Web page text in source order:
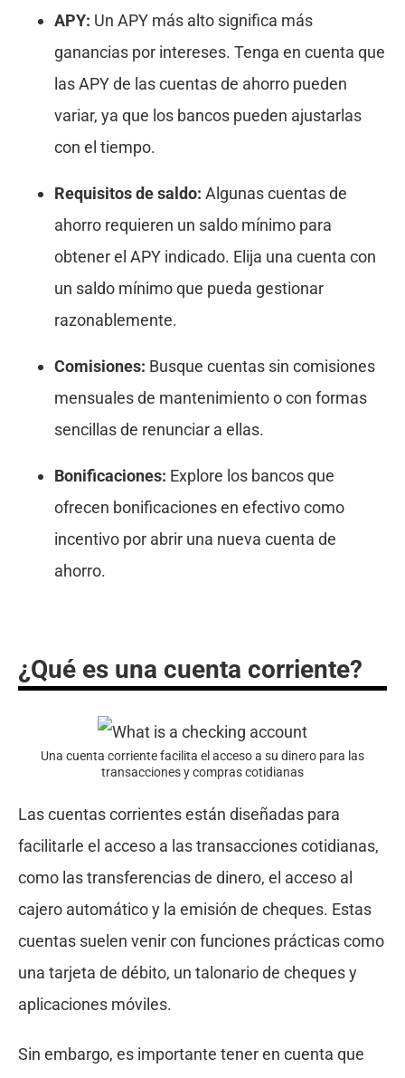
APY: Un APY más alto significa más
ganancias por intereses. Tenga en cuenta que
las APY de las cuentas de ahorro pueden
variar, ya que los bancos pueden ajustarlas
con el tiempo.
Requisitos de saldo: Algunas cuentas de
ahorro requieren un saldo mínimo para
obtener el APY indicado. Elija una cuenta con
un saldo mínimo que pueda gestionar
razonablemente.
Comisiones: Busque cuentas sin comisiones
mensuales de mantenimiento o con formas
sencillas de renunciar a ellas.
Bonificaciones: Explore los bancos que
ofrecen bonificaciones en efectivo como
incentivo por abrir una nueva cuenta de
ahorro.
¿Qué es una cuenta corriente?
Una cuenta corriente facilita el acceso a su dinero para las
transacciones y compras cotidianas
Las cuentas corrientes están diseñadas para
facilitarle el acceso a las transacciones cotidianas,
como las transferencias de dinero, el acceso al
cajero automático y la emisión de cheques. Estas
cuentas suelen venir con funciones prácticas como
una tarjeta de débito, un talonario de cheques y
aplicaciones móviles.
Sin embargo, es importante tener en cuenta que